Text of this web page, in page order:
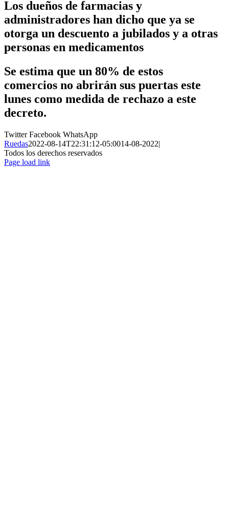
Los dueños de farmacias y
administradores han dicho que ya se
otorga un descuento a jubilados y a otras
personas en medicamentos
Se estima que un 80% de estos
comercios no abrirán sus puertas este
lunes como medida de rechazo a este
decreto.
TwitterFacebook WhatsApp
Ruedas2022-08-14T22:31:12-05:0014-08-2022|
Todos los derechos reservados
Page load link